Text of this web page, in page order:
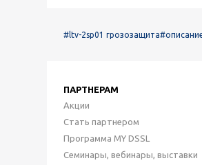
#ltv-2sp01 грозозащита
ПАРТНЕРАМ
Акции
Стать партнером
Программа MY DSSL
Семинары, вебинары, выставки